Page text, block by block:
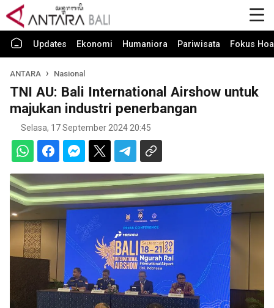
Updates Ekonomi Humaniora Pariwisata Fokus
ANTARA Nasional
TNI AU: Bali International Airshow untuk
majukan industri penerbangan
Selasa, 17 September 2024 20:45